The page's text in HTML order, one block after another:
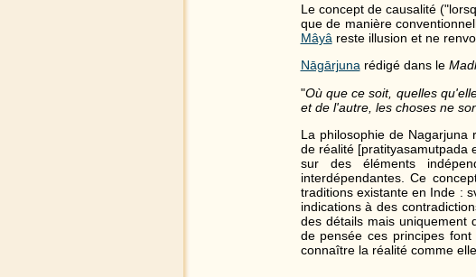
Le concept de causalité
que de manière
Mâyâ reste illusion et ne
Nāgārjunarédigé dans le
"Où que ce soit, quelles
et de l'autre, les choses ne
La philosophie de
de réalité [pratityasamutpada
sur des éléments
interdépendantes. Ce
traditions existante en Inde :
indications à des
des détails mais uniquement
de pensée ces principes
connaître la réalité comme elle